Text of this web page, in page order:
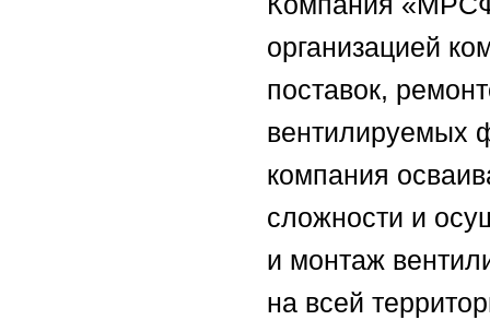
организацией
поставок,
вентилируемых
компания
сложности и
и монтаж
на всей